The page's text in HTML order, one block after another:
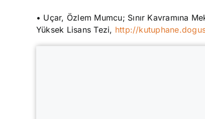
• Uçar, Özlem Mumcu; Sınır Kavramına
Yüksek Lisans Tezi, http://